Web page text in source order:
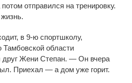
потом отправился на тренировку.
в 9-ю спортшколу,
Тамбовской области
друг Жени Степан. — Он вчера
Приехал — а дом уже горит.